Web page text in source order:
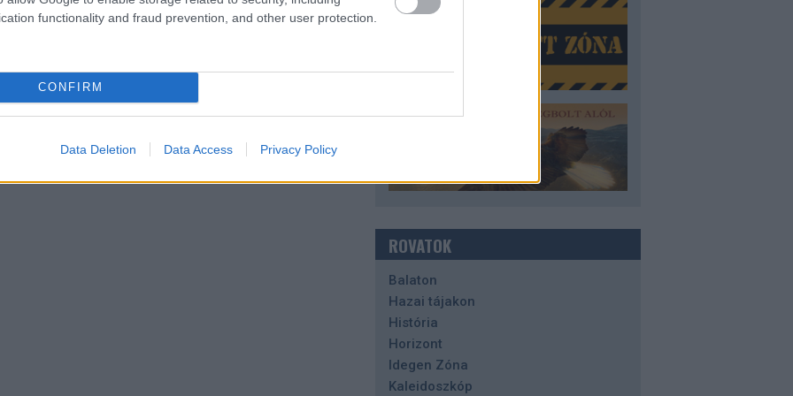
functionality and fraud prevention, and other user protection.
CONFIRM
Data Deletion Data Access Privacy Policy
ROVATOK
Balaton
Hazai tájakon
História
Horizont
Idegen Zóna
Kaleidoszkóp